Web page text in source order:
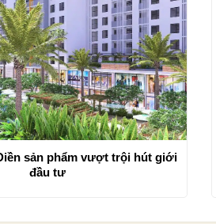
sản phẩm vượt trội hút giới
đầu tư